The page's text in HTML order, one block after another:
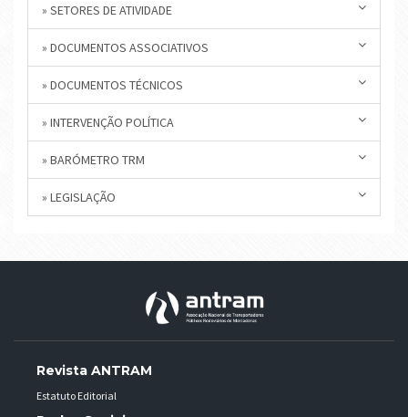
» SETORES DE ATIVIDADE
» DOCUMENTOS ASSOCIATIVOS
» DOCUMENTOS TÉCNICOS
» INTERVENÇÃO POLÍTICA
» BARÓMETRO TRM
» LEGISLAÇÃO
Revista ANTRAM
Estatuto Editorial